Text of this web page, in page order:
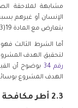
مشابهة لملاحقة
الإنسان أو غيرهم
يتعارض مع المادة 19(3).
أما الشرط الثالث
لتحقيق الهدف
رقم 34
بوضوح أن
الهدف المشروع بوسائل
2.3 أطر مكافحة الإرهاب والأمن وحرية التعبير